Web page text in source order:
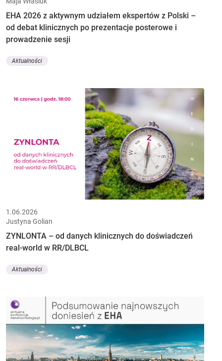
EHA 2026 z aktywnym udziałem ekspertów z Polski –
od debat klinicznych po prezentacje posterowe i
prowadzenie sesji
Aktualności
1.06.2026
Justyna Golian
ZYNLONTA – od danych klinicznych do doświadczeń
real-world w RR/DLBCL
Aktualności